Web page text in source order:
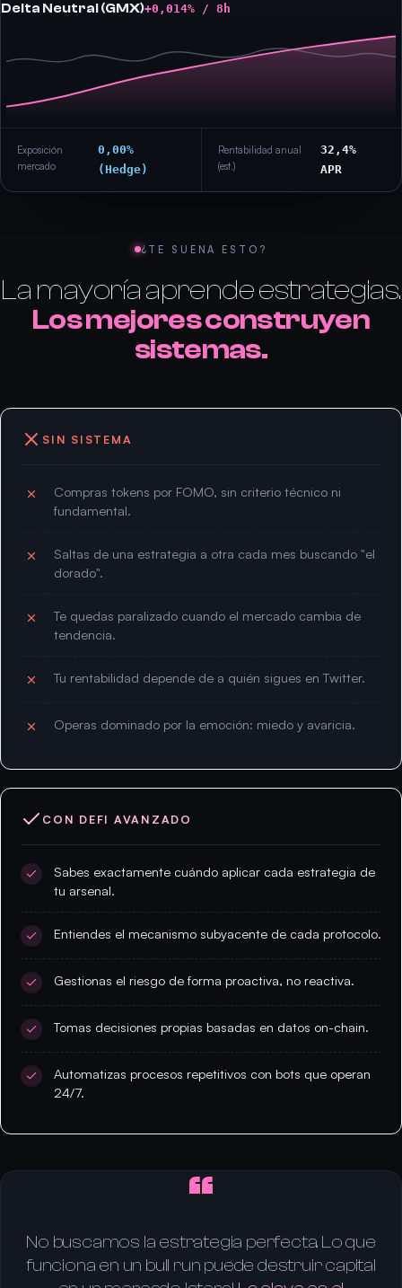
Delta Neutral (GMX)+0,014% / 8h
Exposición
mercado
0,00%
(Hedge)
Rentabilidad anual
(est.)
32,4%
APR
¿TE SUENA ESTO?
La mayoría aprende estrategias.
Los mejores construyen
sistemas.
SIN SISTEMA
Compras tokens por FOMO, sin criterio técnico ni
fundamental.
Saltas de una estrategia a otra cada mes buscando "el
dorado".
Te quedas paralizado cuando el mercado cambia de
tendencia.
Tu rentabilidad depende de a quién sigues en Twitter.
Operas dominado por la emoción: miedo y avaricia.
CON DEFI AVANZADO
Sabes exactamente cuándo aplicar cada estrategia de
tu arsenal.
Entiendes el mecanismo subyacente de cada protocolo.
Gestionas el riesgo de forma proactiva, no reactiva.
Tomas decisiones propias basadas en datos on-chain.
Automatizas procesos repetitivos con bots que operan
24/7.
“
No buscamos la estrategia perfecta. Lo que
funciona en un bull run puede destruir capital